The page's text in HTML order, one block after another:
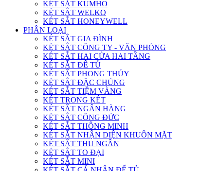
KÉT SẮT KUMHO
KÉT SẮT WELKO
KÉT SẮT HONEYWELL
PHÂN LOẠI
KÉT SẮT GIA ĐÌNH
KÉT SẮT CÔNG TY - VĂN PHÒNG
KÉT SẮT HAI CỬA HAI TẦNG
KÉT SẮT ĐỂ TỦ
KÉT SẮT PHONG THỦY
KÉT SẮT ĐẶC CHỦNG
KÉT SẮT TIỆM VÀNG
KÉT TRONG KÉT
KÉT SẮT NGÂN HÀNG
KÉT SẮT CÔNG ĐỨC
KÉT SẮT THÔNG MINH
KÉT SẮT NHẬN DIỆN KHUÔN MẶT
KÉT SẮT THU NGÂN
KÉT SẮT TO ĐẠI
KÉT SẮT MINI